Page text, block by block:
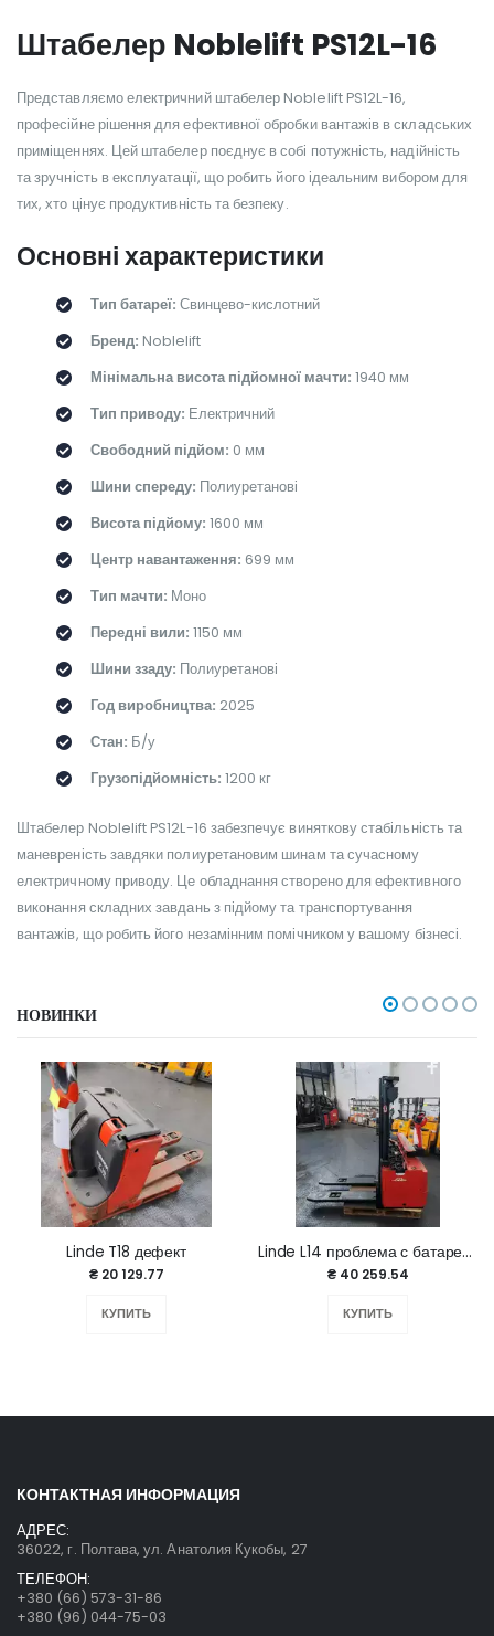
Штабелер Noblelift PS12L-16
Представляємо електричний штабелер Noblelift PS12L-16,
професійне рішення для ефективної обробки вантажів в складських
приміщеннях. Цей штабелер поєднує в собі потужність, надійність
та зручність в експлуатації, що робить його ідеальним вибором для
тих, хто цінує продуктивність та безпеку.
Основні характеристики
Тип батареї: Свинцево-кислотний
Бренд: Noblelift
Мінімальна висота підйомної мачти: 1940 мм
Тип приводу: Електричний
Свободний підйом: 0 мм
Шини спереду: Полиуретанові
Висота підйому: 1600 мм
Центр навантаження: 699 мм
Тип мачти: Моно
Передні вили: 1150 мм
Шини ззаду: Полиуретанові
Год виробництва: 2025
Стан: Б/у
Грузопідйомність: 1200 кг
Штабелер Noblelift PS12L-16 забезпечує виняткову стабільність та
маневреність завдяки полиуретановим шинам та сучасному
електричному приводу. Це обладнання створено для ефективного
виконання складних завдань з підйому та транспортування
вантажів, що робить його незамінним помічником у вашому бізнесі.
НОВИНКИ
Linde T18 дефект
₴ 20 129.77
КУПИТЬ
Linde L14 проблема с батареей
₴ 40 259.54
КУПИТЬ
КОНТАКТНАЯ ИНФОРМАЦИЯ
АДРЕС:
36022, г. Полтава, ул. Анатолия Кукобы, 27
ТЕЛЕФОН:
+380 (66) 573-31-86
+380 (96) 044-75-03